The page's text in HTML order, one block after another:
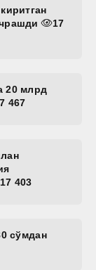
17
20 млрд
467
17 403
сўмдан